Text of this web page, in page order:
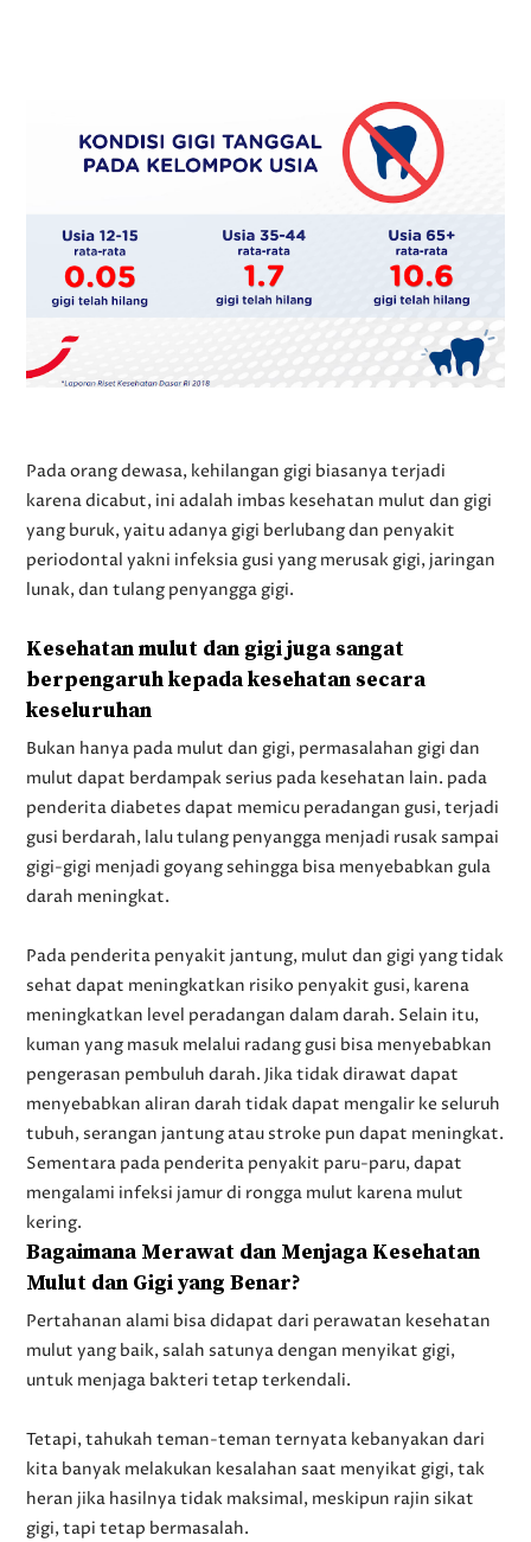
Pada orang dewasa, kehilangan gigi biasanya terjadi
karena dicabut, ini adalah imbas kesehatan mulut dan gigi
yang buruk, yaitu adanya gigi berlubang dan penyakit
periodontal yakni infeksia gusi yang merusak gigi, jaringan
lunak, dan tulang penyangga gigi.
Kesehatan mulut dan gigi juga sangat
berpengaruh kepada kesehatan secara
keseluruhan
Bukan hanya pada mulut dan gigi, permasalahan gigi dan
mulut dapat berdampak serius pada kesehatan lain. pada
penderita diabetes dapat memicu peradangan gusi, terjadi
gusi berdarah, lalu tulang penyangga menjadi rusak sampai
gigi-gigi menjadi goyang sehingga bisa menyebabkan gula
darah meningkat.
Pada penderita penyakit jantung, mulut dan gigi yang tidak
sehat dapat meningkatkan risiko penyakit gusi, karena
meningkatkan level peradangan dalam darah. Selain itu,
kuman yang masuk melalui radang gusi bisa menyebabkan
pengerasan pembuluh darah. Jika tidak dirawat dapat
menyebabkan aliran darah tidak dapat mengalir ke seluruh
tubuh, serangan jantung atau stroke pun dapat meningkat.
Sementara pada penderita penyakit paru-paru, dapat
mengalami infeksi jamur di rongga mulut karena mulut
kering.
Bagaimana Merawat dan Menjaga Kesehatan
Mulut dan Gigi yang Benar?
Pertahanan alami bisa didapat dari perawatan kesehatan
mulut yang baik, salah satunya dengan menyikat gigi,
untuk menjaga bakteri tetap terkendali.
Tetapi, tahukah teman-teman ternyata kebanyakan dari
kita banyak melakukan kesalahan saat menyikat gigi, tak
heran jika hasilnya tidak maksimal, meskipun rajin sikat
gigi, tapi tetap bermasalah.